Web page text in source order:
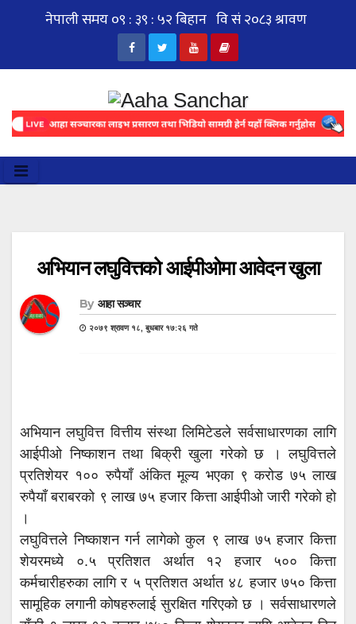
अभियान लघुवित्तको आईपीओमा आवेदन खुला
By आहा सञ्चार
२०७९ श्रावण १८, बुधबार १७:२६ गते
अभियान लघुवित्त वित्तीय संस्था लिमिटेडले सर्वसाधारणका लागि
आईपीओ निष्काशन तथा बिक्री खुला गरेको छ । लघुवित्तले
प्रतिशेयर १०० रुपैयाँ अंकित मूल्य भएका ९ करोड ७५ लाख
रुपैयाँ बराबरको ९ लाख ७५ हजार कित्ता आईपीओ जारी गरेको हो
।
लघुवित्तले निष्काशन गर्न लागेको कुल ९ लाख ७५ हजार कित्ता
शेयरमध्ये ०.५ प्रतिशत अर्थात १२ हजार ५०० कित्ता
कर्मचारीहरुका लागि र ५ प्रतिशत अर्थात ४८ हजार ७५० कित्ता
सामूहिक लगानी कोषहरुलाई सुरक्षित गरिएको छ । सर्वसाधारणले